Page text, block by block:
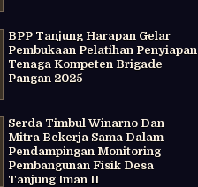
BPP Tanjung Harapan Gelar
Pembukaan Pelatihan Penyiapan
Tenaga Kompeten Brigade
Pangan 2025
Serda Timbul Winarno Dan
Mitra Bekerja Sama Dalam
Pendampingan Monitoring
Pembangunan Fisik Desa
Tanjung Iman II